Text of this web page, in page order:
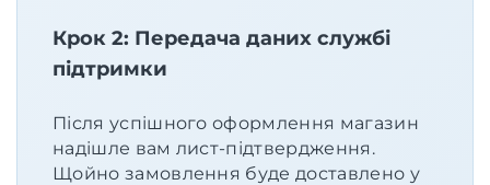
Крок 2: Передача даних службі
підтримки
Після успішного оформлення магазин
надішле вам лист-підтвердження.
Щойно замовлення буде доставлено у